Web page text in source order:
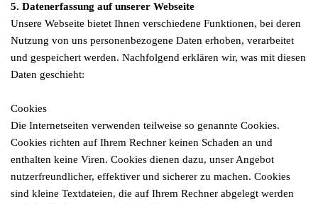
5. Datenerfassung auf unserer Webseite
Unsere Webseite bietet Ihnen verschiedene Funktionen, bei deren
Nutzung von uns personenbezogene Daten erhoben, verarbeitet
und gespeichert werden. Nachfolgend erklären wir, was mit diesen
Daten geschieht:
Cookies
Die Internetseiten verwenden teilweise so genannte Cookies.
Cookies richten auf Ihrem Rechner keinen Schaden an und
enthalten keine Viren. Cookies dienen dazu, unser Angebot
nutzerfreundlicher, effektiver und sicherer zu machen. Cookies
sind kleine Textdateien, die auf Ihrem Rechner abgelegt werden